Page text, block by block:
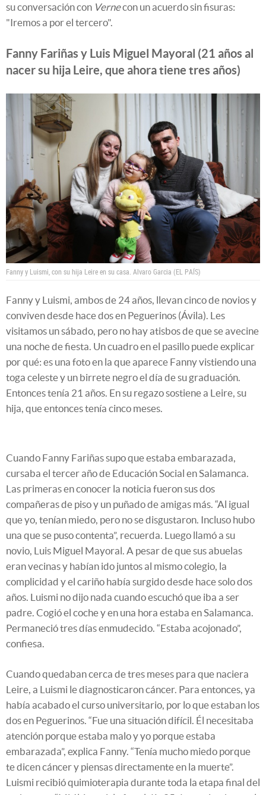
su conversación con Vernecon un acuerdo sin fisuras:
"Iremos a por el tercero".
Fanny Fariñas y Luis Miguel Mayoral (21 años al
nacer su hija Leire, que ahora tiene tres años)
Fanny y Luismi, con su hija Leire en su casa. Alvaro Garcia (EL PAÍS)
Fanny y Luismi, ambos de 24 años, llevan cinco de novios y
conviven desde hace dos en Peguerinos (Ávila). Les
visitamos un sábado, pero no hay atisbos de que se avecine
una noche de fiesta. Un cuadro en el pasillo puede explicar
por qué: es una foto en la que aparece Fanny vistiendo una
toga celeste y un birrete negro el día de su graduación.
Entonces tenía 21 años. En su regazo sostiene a Leire, su
hija, que entonces tenía cinco meses.
Cuando Fanny Fariñas supo que estaba embarazada,
cursaba el tercer año de Educación Social en Salamanca.
Las primeras en conocer la noticia fueron sus dos
compañeras de piso y un puñado de amigas más. “Al igual
que yo, tenían miedo, pero no se disgustaron. Incluso hubo
una que se puso contenta”, recuerda. Luego llamó a su
novio, Luis Miguel Mayoral. A pesar de que sus abuelas
eran vecinas y habían ido juntos al mismo colegio, la
complicidad y el cariño había surgido desde hace solo dos
años. Luismi no dijo nada cuando escuchó que iba a ser
padre. Cogió el coche y en una hora estaba en Salamanca.
Permaneció tres días enmudecido. “Estaba acojonado”,
confiesa.
Cuando quedaban cerca de tres meses para que naciera
Leire, a Luismi le diagnosticaron cáncer. Para entonces, ya
había acabado el curso universitario, por lo que estaban los
dos en Peguerinos. “Fue una situación difícil. Él necesitaba
atención porque estaba malo y yo porque estaba
embarazada”, explica Fanny. “Tenía mucho miedo porque
te dicen cáncer y piensas directamente en la muerte”.
Luismi recibió quimioterapia durante toda la etapa final del